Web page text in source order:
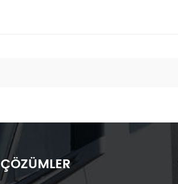
ÇÖZÜMLER